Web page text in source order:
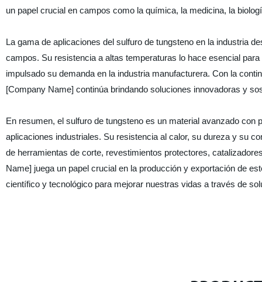
un papel crucial en campos como la química, la medicina, la
La gama de aplicaciones del sulfuro de tungsteno en la industria
campos. Su resistencia a altas temperaturas lo hace esencial
impulsado su demanda en la industria manufacturera. Con la
[Company Name] continúa brindando soluciones innovadoras y
En resumen, el sulfuro de tungsteno es un material avanzado
aplicaciones industriales. Su resistencia al calor, su dureza y su
de herramientas de corte, revestimientos protectores,
Name] juega un papel crucial en la producción y exportación de
científico y tecnológico para mejorar nuestras vidas a través de